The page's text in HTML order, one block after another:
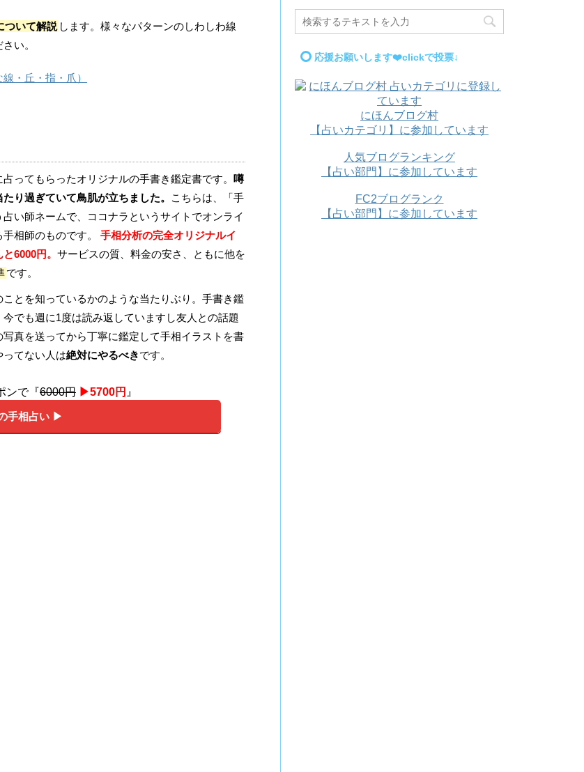
ついて解説 します。様々なパターンのしわしわ線
い。
・丘・指・爪）
ってもらったオリジナルの手書き鑑定書です。 噂
り過ぎていて鳥肌が立ちました。
こちらは、「手
い師ネームで、ココナラというサイトでオンライ
相師のものです。 手相分析の完全オリジナルイ
6000円。 サービスの質、料金の安さ、ともに他を
です。
とを知っているかのような当たりぶり。手書き鑑
でも週に1度は読み返していますし友人との話題
真を送ってから丁寧に鑑定して手相イラストを書
ってない人は絶対にやるべきです。
ンで『6000円 ▶︎5700円 』
手相占い ▶︎
応援お願いします❤️clickで投票↓
にほんブログ村
【占いカテゴリ】に参加しています
人気ブログランキング
【占い部門】に参加しています
FC2ブログランク
【占い部門】に参加しています